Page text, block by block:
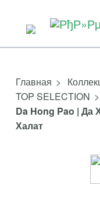
>
TOP SELECTION >
Da Hong Pao |
Халат